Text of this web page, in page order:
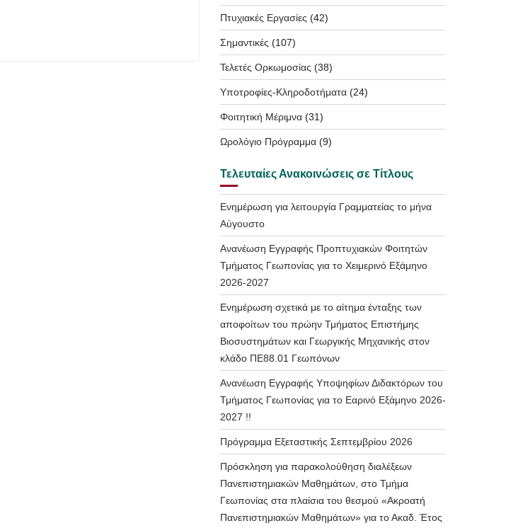
Πτυχιακές Εργασίες (42)
Σημαντικές (107)
Τελετές Ορκωμοσίας (38)
Υποτροφίες-Κληροδοτήματα(24)
Φοιτητική Μέριμνα(31)
Ωρολόγιο Πρόγραμμα(9)
Τελευταίες Ανακοινώσεις σε Τίτλους
Ενημέρωση για λειτουργία Γραμματείας το μήνα
Αύγουστο
Ανανέωση Εγγραφής Προπτυχιακών Φοιτητών
Τμήματος Γεωπονίας για το Χειμερινό Εξάμηνο
2026-2027
Ενημέρωση σχετικά με το αίτημα ένταξης των
αποφοίτων του πρώην Τμήματος Επιστήμης
Βιοσυστημάτων και Γεωργικής Μηχανικής στον
κλάδο ΠΕ88.01 Γεωπόνων
Ανανέωση Εγγραφής Υποψηφίων Διδακτόρων του
Τμήματος Γεωπονίας για το Εαρινό Εξάμηνο 2026-
2027 !!
Πρόγραμμα Εξεταστικής Σεπτεμβρίου 2026
Πρόσκληση για παρακολούθηση διαλέξεων
Πανεπιστημιακών Μαθημάτων, στο Τμήμα
Γεωπονίας στα πλαίσια του θεσμού «Ακροατή
Πανεπιστημιακών Μαθημάτων» για το Ακαδ. Έτος